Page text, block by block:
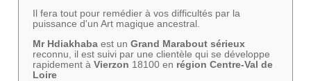
Il fera tout pour remédier à vos difficultés par la
puissance d'un Art magique ancestral.
Mr Hdiakhaba est un Grand Marabout sérieux
reconnu, il est suivi par une clientèle qui se développe
rapidement à Vierzon 18100 en région Centre-Val de
Loire